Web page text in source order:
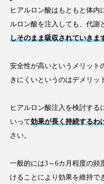
ヒアルロン酸はもともと体内
ルロン酸を注入しても、代謝
しそのまま吸収されていきま
安全性が高いというメリット
きにくいというのはデメリッ
ヒアルロン酸注入を検討する
いって効果が長く持続するわ
さい。
一般的には3～6カ月程度の頻
けることにより効果を維持で